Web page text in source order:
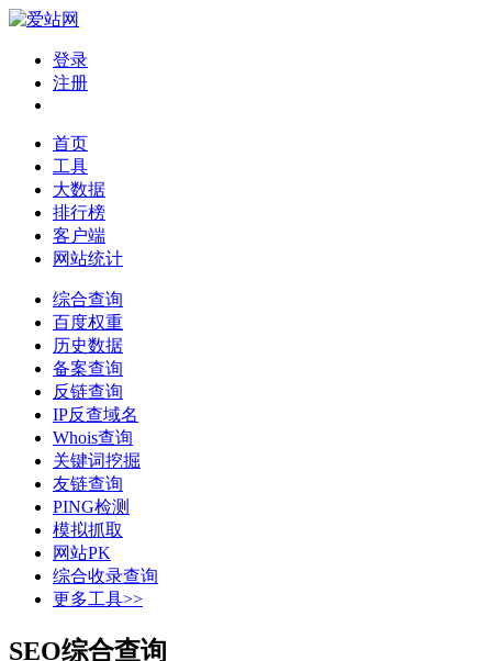
登录
注册
首页
工具
大数据
排行榜
客户端
网站统计
综合查询
百度权重
历史数据
备案查询
反链查询
IP反查域名
Whois查询
关键词挖掘
友链查询
PING检测
模拟抓取
网站PK
综合收录查询
更多工具>>
SEO综合查询